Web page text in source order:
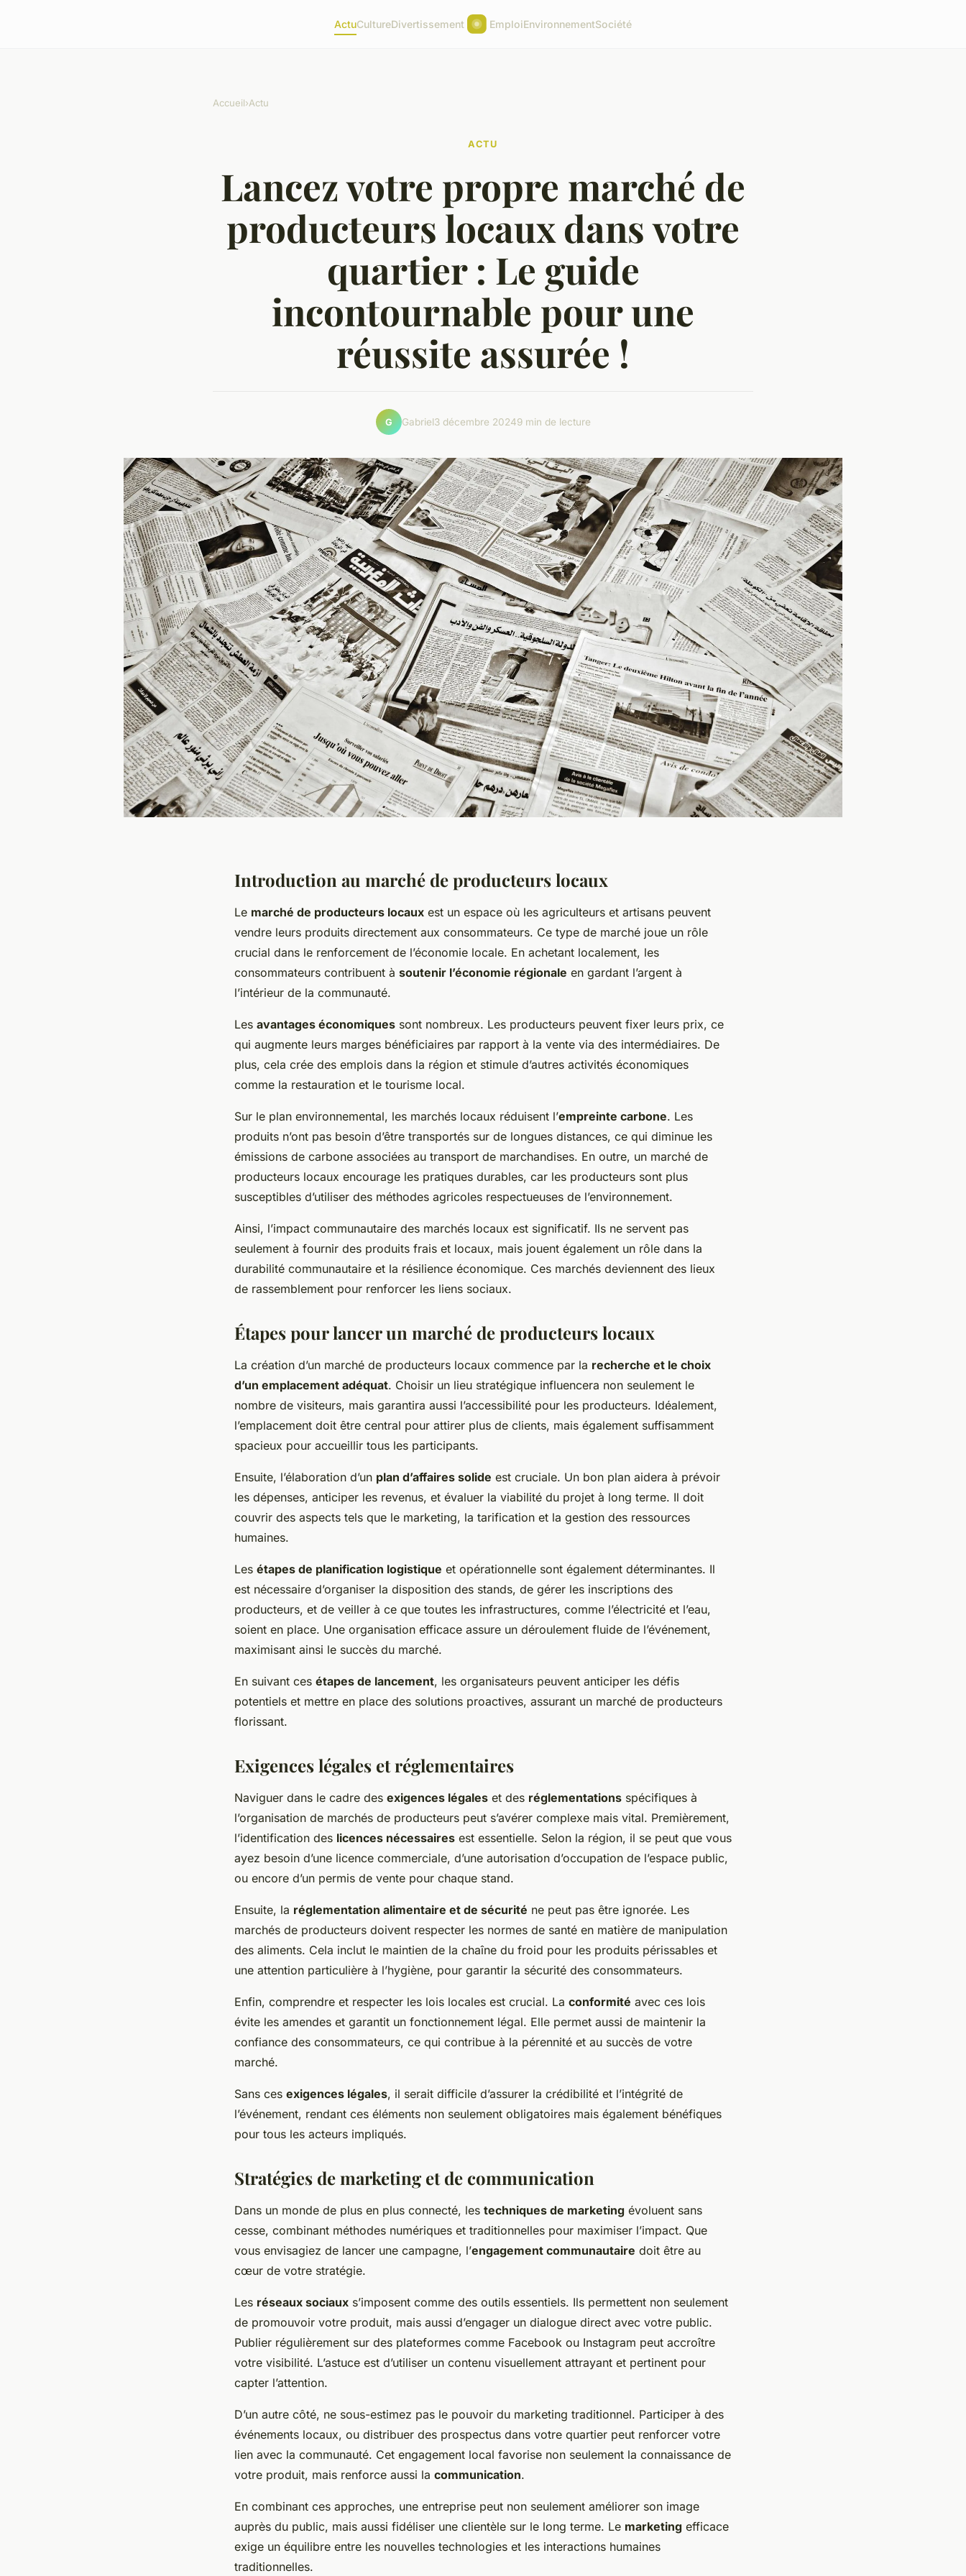
ActuCultureDivertissement EmploiEnvironnementSociété
Accueil›Actu
ACTU
Lancez votre propre marché de
producteurs locaux dans votre
quartier : Le guide
incontournable pour une
réussite assurée !
G Gabriel3 décembre 20249 min de lecture
Introduction au marché de producteurs locaux
Le marché de producteurs locaux est un espace où les agriculteurs et artisans peuvent
vendre leurs produits directement aux consommateurs. Ce type de marché joue un rôle
crucial dans le renforcement de l’économie locale. En achetant localement, les
consommateurs contribuent à soutenir l’économie régionale en gardant l’argent à
l’intérieur de la communauté.
Les avantages économiques sont nombreux. Les producteurs peuvent fixer leurs prix, ce
qui augmente leurs marges bénéficiaires par rapport à la vente via des intermédiaires. De
plus, cela crée des emplois dans la région et stimule d’autres activités économiques
comme la restauration et le tourisme local.
Sur le plan environnemental, les marchés locaux réduisent l’empreinte carbone. Les
produits n’ont pas besoin d’être transportés sur de longues distances, ce qui diminue les
émissions de carbone associées au transport de marchandises. En outre, un marché de
producteurs locaux encourage les pratiques durables, car les producteurs sont plus
susceptibles d’utiliser des méthodes agricoles respectueuses de l’environnement.
Ainsi, l’impact communautaire des marchés locaux est significatif. Ils ne servent pas
seulement à fournir des produits frais et locaux, mais jouent également un rôle dans la
durabilité communautaire et la résilience économique. Ces marchés deviennent des lieux
de rassemblement pour renforcer les liens sociaux.
Étapes pour lancer un marché de producteurs locaux
La création d’un marché de producteurs locaux commence par la recherche et le choix
d’un emplacement adéquat. Choisir un lieu stratégique influencera non seulement le
nombre de visiteurs, mais garantira aussi l’accessibilité pour les producteurs. Idéalement,
l’emplacement doit être central pour attirer plus de clients, mais également suffisamment
spacieux pour accueillir tous les participants.
Ensuite, l’élaboration d’un plan d’affaires solide est cruciale. Un bon plan aidera à prévoir
les dépenses, anticiper les revenus, et évaluer la viabilité du projet à long terme. Il doit
couvrir des aspects tels que le marketing, la tarification et la gestion des ressources
humaines.
Les étapes de planification logistique et opérationnelle sont également déterminantes. Il
est nécessaire d’organiser la disposition des stands, de gérer les inscriptions des
producteurs, et de veiller à ce que toutes les infrastructures, comme l’électricité et l’eau,
soient en place. Une organisation efficace assure un déroulement fluide de l’événement,
maximisant ainsi le succès du marché.
En suivant ces étapes de lancement, les organisateurs peuvent anticiper les défis
potentiels et mettre en place des solutions proactives, assurant un marché de producteurs
florissant.
Exigences légales et réglementaires
Naviguer dans le cadre des exigences légales et des réglementations spécifiques à
l’organisation de marchés de producteurs peut s’avérer complexe mais vital. Premièrement,
l’identification des licences nécessaires est essentielle. Selon la région, il se peut que vous
ayez besoin d’une licence commerciale, d’une autorisation d’occupation de l’espace public,
ou encore d’un permis de vente pour chaque stand.
Ensuite, la réglementation alimentaire et de sécurité ne peut pas être ignorée. Les
marchés de producteurs doivent respecter les normes de santé en matière de manipulation
des aliments. Cela inclut le maintien de la chaîne du froid pour les produits périssables et
une attention particulière à l’hygiène, pour garantir la sécurité des consommateurs.
Enfin, comprendre et respecter les lois locales est crucial. La conformité avec ces lois
évite les amendes et garantit un fonctionnement légal. Elle permet aussi de maintenir la
confiance des consommateurs, ce qui contribue à la pérennité et au succès de votre
marché.
Sans ces exigences légales, il serait difficile d’assurer la crédibilité et l’intégrité de
l’événement, rendant ces éléments non seulement obligatoires mais également bénéfiques
pour tous les acteurs impliqués.
Stratégies de marketing et de communication
Dans un monde de plus en plus connecté, les techniques de marketing évoluent sans
cesse, combinant méthodes numériques et traditionnelles pour maximiser l’impact. Que
vous envisagiez de lancer une campagne, l’engagement communautaire doit être au
cœur de votre stratégie.
Les réseaux sociaux s’imposent comme des outils essentiels. Ils permettent non seulement
de promouvoir votre produit, mais aussi d’engager un dialogue direct avec votre public.
Publier régulièrement sur des plateformes comme Facebook ou Instagram peut accroître
votre visibilité. L’astuce est d’utiliser un contenu visuellement attrayant et pertinent pour
capter l’attention.
D’un autre côté, ne sous-estimez pas le pouvoir du marketing traditionnel. Participer à des
événements locaux, ou distribuer des prospectus dans votre quartier peut renforcer votre
lien avec la communauté. Cet engagement local favorise non seulement la connaissance de
votre produit, mais renforce aussi la communication.
En combinant ces approches, une entreprise peut non seulement améliorer son image
auprès du public, mais aussi fidéliser une clientèle sur le long terme. Le marketing efficace
exige un équilibre entre les nouvelles technologies et les interactions humaines
traditionnelles.